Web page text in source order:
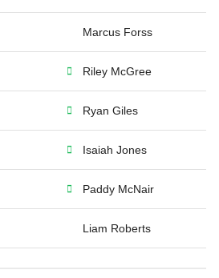
Marcus Forss
Riley McGree
Ryan Giles
Isaiah Jones
Paddy McNair
Liam Roberts